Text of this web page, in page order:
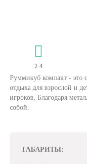
2-4
Руммикуб компакт - это
отдыха для взрослой и
игроков. Благодаря
собой.
ГАБАРИТЫ: